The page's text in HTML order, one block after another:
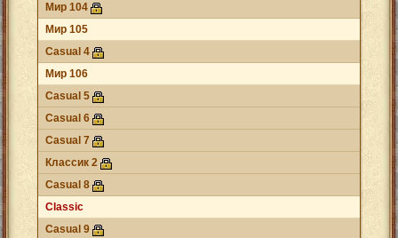
Мир 104
Мир 105
Casual 4
Мир 106
Casual 5
Casual 6
Casual 7
Классик 2
Casual 8
Classic
Casual 9